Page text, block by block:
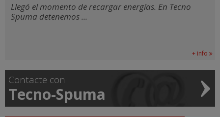
Llegó el momento de recargar energías. En Tecno
Spuma detenemos ...
+ info
Contacte con
Tecno-Spuma